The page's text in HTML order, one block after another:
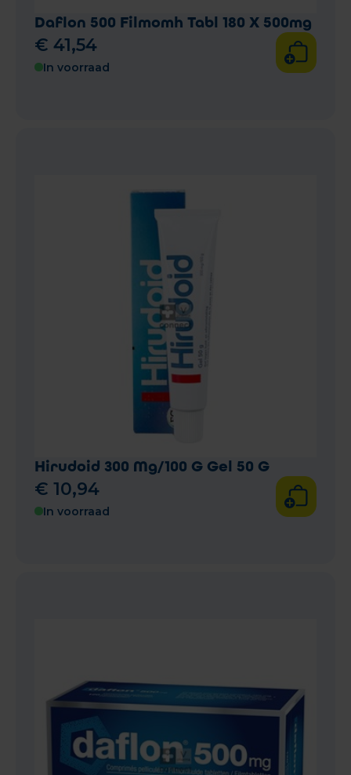
Daflon 500 Filmomh Tabl 180 X 500mg
€ 41,54
In voorraad
Hirudoid 300 Mg/100 G Gel 50 G
€ 10,94
In voorraad